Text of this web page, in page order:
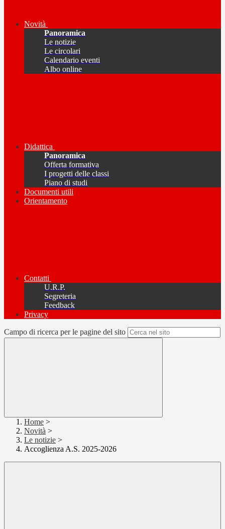
Novità
Panoramica
Le notizie
Le circolari
Calendario eventi
Albo online
Didattica
Panoramica
Offerta formativa
I progetti delle classi
Piano di studi
Documenti utili
Orientamento
Contatti
U.R.P.
Segreteria
Feedback
Privacy
Campo di ricerca per le pagine del sito
Home >
Novità >
Le notizie >
Accoglienza A.S. 2025-2026